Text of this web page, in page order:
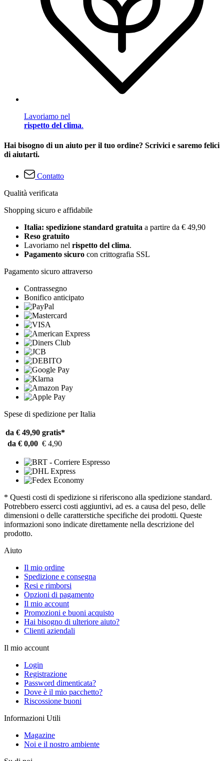
Lavoriamo nel
rispetto del clima.
Hai bisogno di un aiuto per il tuo ordine? Scrivici e saremo felici
di aiutarti.
Contatto
Qualità verificata
Shopping sicuro e affidabile
Italia: spedizione standard gratuita a partire da € 49,90
Reso gratuito
Lavoriamo nel rispetto del clima.
Pagamento sicuro con crittografia SSL
Pagamento sicuro attraverso
Contrassegno
Bonifico anticipato
Spese di spedizione per Italia
da € 49,90 gratis*
da € 0,00 € 4,90
* Questi costi di spedizione si riferiscono alla spedizione standard.
Potrebbero esserci costi aggiuntivi, ad es. a causa del peso, delle
dimensioni o delle caratterstiche specifiche dei prodotti. Queste
informazioni sono indicate direttamente nella descrizione del
prodotto.
Aiuto
Il mio ordine
Spedizione e consegna
Resi e rimborsi
Opzioni di pagamento
Il mio account
Promozioni e buoni acquisto
Hai bisogno di ulteriore aiuto?
Clienti aziendali
Il mio account
Login
Registrazione
Password dimenticata?
Dove è il mio pacchetto?
Riscossione buoni
Informazioni Utili
Magazine
Noi e il nostro ambiente